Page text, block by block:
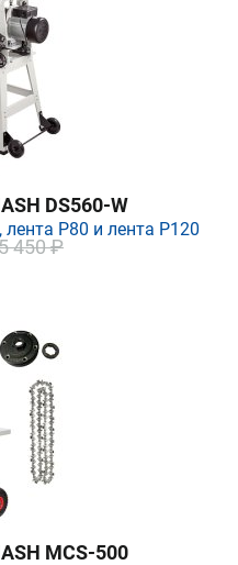
DS560-W
P80 и лента P120
450 ₽
MCS-500